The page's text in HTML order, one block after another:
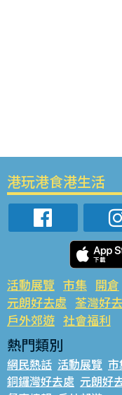
港玩港食港生活
活動展覽 市集 開倉
元朗好去處 荃灣好
戶外郊遊 社會福利
熱門類別
網民熱話 活動展覽 市
銅鑼灣好去處 元朗好